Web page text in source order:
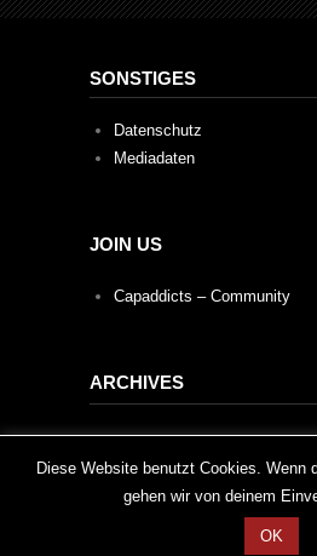
SONSTIGES
Datenschutz
Mediadaten
JOIN US
Capaddicts – Community
ARCHIVES
Archives
This website uses cookies to
assume you're ok with this, but
Cookie settings
Diese Website benutzt Cookies. Wenn
gehen wir von deinem
OK